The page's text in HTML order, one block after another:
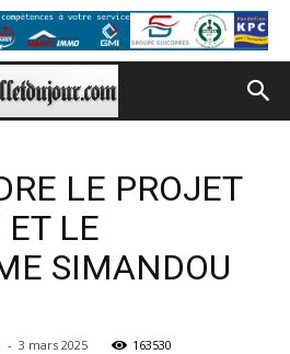
LE PROJET
LE
SIMANDOU
- 3 mars 2025 163530